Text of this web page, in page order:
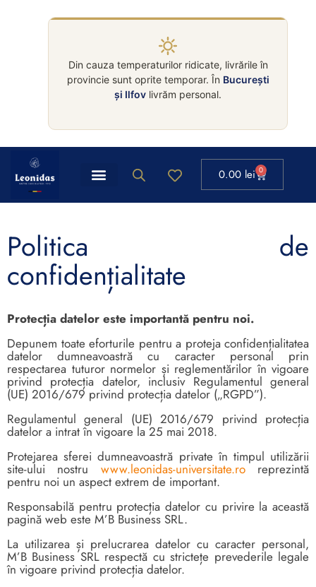
Din cauza temperaturilor ridicate, livrările în
provincie sunt oprite temporar. În București
și Ilfov livrăm personal.
0.00 lei 0
Politica de
confidențialitate
Protecția datelor este importantă pentru noi.
Depunem toate eforturile pentru a proteja confidențialitatea
datelor dumneavoastră cu caracter personal prin
respectarea tuturor normelor și reglementărilor în vigoare
privind protecția datelor, inclusiv Regulamentul general
(UE) 2016/679 privind protecția datelor („RGPD”).
Regulamentul general (UE) 2016/679 privind protecția
datelor a intrat în vigoare la 25 mai 2018.
Protejarea sferei dumneavoastră private în timpul utilizării
site-ului nostru www.leonidas-universitate.roreprezintă
pentru noi un aspect extrem de important.
Responsabilă pentru protecția datelor cu privire la această
pagină web este M’B Business SRL.
La utilizarea și prelucrarea datelor cu caracter personal,
M’B Business SRL respectă cu strictețe prevederile legale
în vigoare privind protecția datelor.